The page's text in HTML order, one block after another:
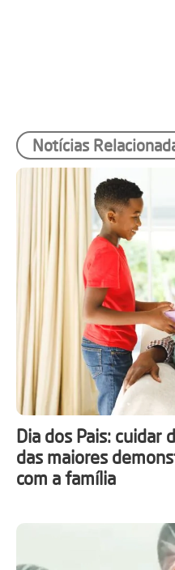
Notícias
Dia dos Pais: cuidar
das maiores
com a família